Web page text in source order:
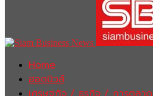
Home
ฮอตนิวส์